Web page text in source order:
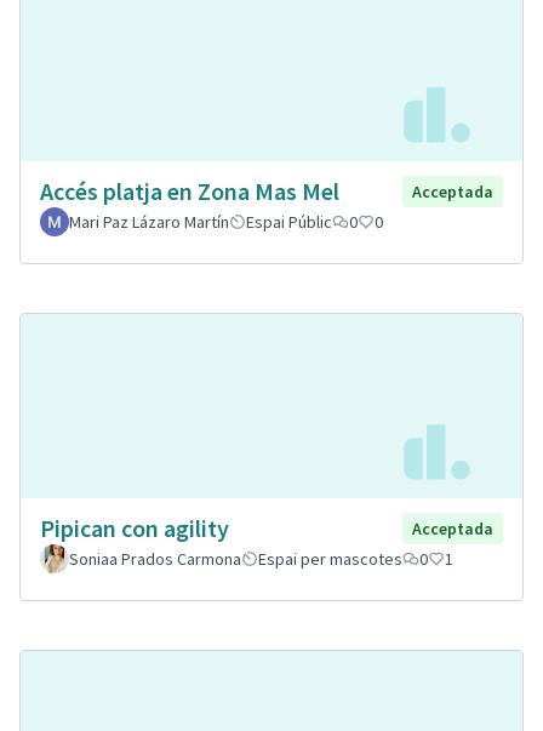
Accés platja en Zona Mas Mel
Acceptada
Mari Paz Lázaro Martín
Espai Públic 0 0
Pipican con agility
Acceptada
Soniaa Prados Carmona
Espai per mascotes 0 1